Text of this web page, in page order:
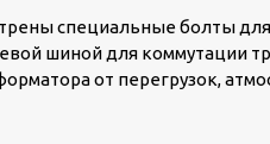
специальные болты
шиной для коммутации
от перегрузок,